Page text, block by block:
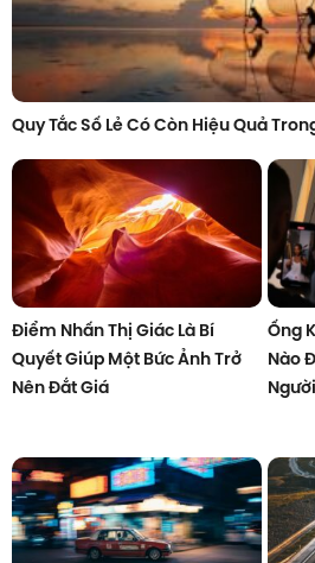
Quy Tắc Số Lẻ Có Còn Hiệu Quả
Điểm Nhấn Thị Giác Là Bí
Quyết Giúp Một Bức Ảnh Trở
Nên Đắt Giá
Ống
Nào